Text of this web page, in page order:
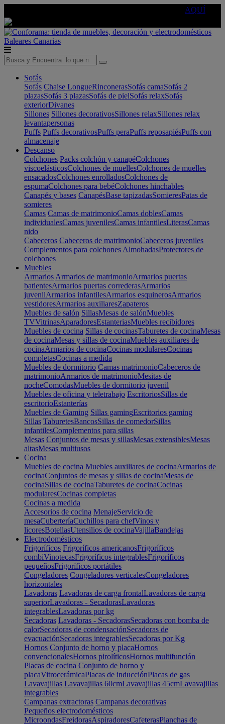
AQUÍ
Baleares Canarias
Sofás
Sofás Chaise LongueRinconerasSofás camaSofás 2
plazasSofás 3 plazasSofás de pielSofás relaxSofás
exteriorDivanes
Sillones Sillones decorativosSillones relaxSillones relax
levantapersonas
Puffs Puffs decorativosPuffs peraPuffs reposapiésPuffs con
almacenaje
Descanso
Colchones Packs colchón y canapéColchones
viscoelásticosColchones de muellesColchones de muelles
ensacadosColchones enrolladosColchones de
espumaColchones para bebéColchones hinchables
Canapés y bases CanapésBase tapizadasSomieresPatas de
somieres
Camas Camas de matrimonioCamas doblesCamas
individualesCamas juvenilesCamas infantilesLiterasCamas
nido
Cabeceros Cabeceros de matrimonioCabeceros juveniles
Complementos para colchones AlmohadasProtectores de
colchones
Muebles
Armarios Armarios de matrimonioArmarios puertas
batientesArmarios puertas correderasArmarios
juvenilArmarios infantilesArmarios esquinerosArmarios
vestidoresArmarios auxiliaresZapateros
Muebles de salón SillasMesas de salónMuebles
TVVitrinasAparadoresEstanteriasMuebles recibidores
Muebles de cocina Sillas de cocinasTaburetes de cocinaMesas
de cocinaMesas y sillas de cocinaMuebles auxiliares de
cocinaArmarios de cocinaCocinas modularesCocinas
completasCocinas a medida
Muebles de dormitorio Camas matrimonioCabeceros de
matrimonioArmarios de matrimonioMesitas de
nocheComodasMuebles de dormitorio juvenil
Muebles de oficina y teletrabajo EscritoriosSillas de
escritorioEstanterías
Muebles de Gaming Sillas gamingEscritorios gaming
Sillas TaburetesBancosSillas de comedorSillas
infantilesComplementos para sillas
Mesas Conjuntos de mesas y sillasMesas extensiblesMesas
altasMesas multiusos
Cocina
Muebles de cocina Muebles auxiliares de cocinaArmarios de
cocinaConjuntos de mesas y sillas de cocinaMesas de
cocinaSillas de cocinaTaburetes de cocinaCocinas
modularesCocinas completas
Cocinas a medida
Accesorios de cocina MenajeServicio de
mesaCuberteríaCuchillos para chefVinos y
licoresBotellasUtensilios de cocinaVajillaBandejas
Electrodomésticos
Frigoríficos Frigoríficos americanosFrigoríficos
combiVinotecasFrigoríficos integrablesFrigoríficos
pequeñosFrigoríficos portátiles
Congeladores Congeladores verticalesCongeladores
horizontales
Lavadoras Lavadoras de carga frontalLavadoras de carga
superiorLavadoras - SecadorasLavadoras
integrablesLavadoras por kg
Secadoras Lavadoras - SecadorasSecadoras con bomba de
calorSecadoras de condensaciónSecadoras de
evacuaciónSecadoras integrablesSecadoras por Kg
Hornos Conjunto de horno y placaHornos
convencionalesHornos pirolíticosHornos multifunción
Placas de cocina Conjunto de horno y
placaVitrocerámicaPlacas de inducciónPlacas de gas
Lavavajillas Lavavajillas 60cmLavavajillas 45cmLavavajillas
integrables
Campanas extractoras Campanas decorativas
Pequeños electrodomésticos
MicroondasFreidorasAspiradoresCafeterasPlanchas de